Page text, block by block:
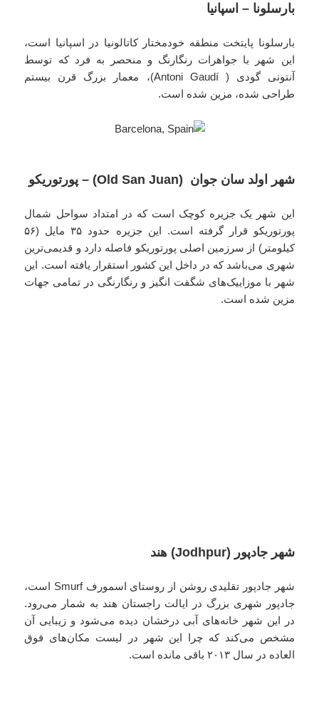
بارسلونا – اسپانیا
بارسلونا پایتخت منطقه خودمختار کاتالونیا در اسپانیا است،
این شهر با جواهرات رنگارنگ و منحصر به فرد که توسط
آنتونی گودی ( Antoni Gaudí)، معمار بزرگ قرن بیستم
طراحی شده، مزین شده است.
شهر اولد سان جوان (Old San Juan) – پورتوریکو
این شهر یک جزیره کوچک است که در امتداد سواحل شمال
پورتوریکو قرار گرفته است. این جزیره حدود ۳۵ مایل (۵۶
کیلومتر) از سرزمین اصلی پورتوریکو فاصله دارد و قدیمی‌ترین
شهری می‌باشد که در داخل این کشور استقرار یافته است. این
شهر با موزاییک‌های شگفت انگیز و رنگارنگی در تمامی جهات
مزین شده است.
شهر جادپور (Jodhpur) هند
شهر جادپور تقلیدی روشن از روستای اسمورف Smurf است،
جادپور شهری بزرگ در ایالت راجستان هند به شمار می‌رود.
در این شهر خانه‌های آبی درخشان دیده می‌شود و زیبایی آن
مشخص می‌کند که چرا این شهر در لیست مکان‌های فوق
‌العاده در سال ۲۰۱۳ باقی مانده است.